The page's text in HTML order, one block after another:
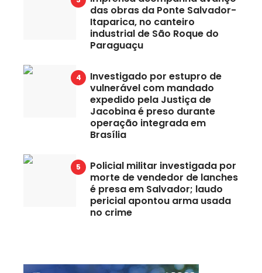
das obras da Ponte Salvador-
Itaparica, no canteiro
industrial de São Roque do
Paraguaçu
Investigado por estupro de
vulnerável com mandado
expedido pela Justiça de
Jacobina é preso durante
operação integrada em
Brasília
Policial militar investigada por
morte de vendedor de lanches
é presa em Salvador; laudo
pericial apontou arma usada
no crime